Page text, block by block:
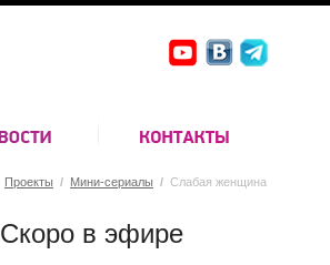
Проекты / Мини-сериалы / Слабая женщина
Скоро в эфире